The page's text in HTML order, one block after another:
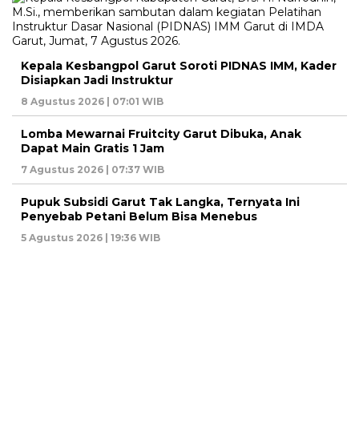
Kepala Kesbangpol Garut Soroti PIDNAS IMM, Kader
Disiapkan Jadi Instruktur
8 Agustus 2026 | 07:01 WIB
Lomba Mewarnai Fruitcity Garut Dibuka, Anak
Dapat Main Gratis 1 Jam
7 Agustus 2026 | 07:37 WIB
Pupuk Subsidi Garut Tak Langka, Ternyata Ini
Penyebab Petani Belum Bisa Menebus
5 Agustus 2026 | 19:36 WIB